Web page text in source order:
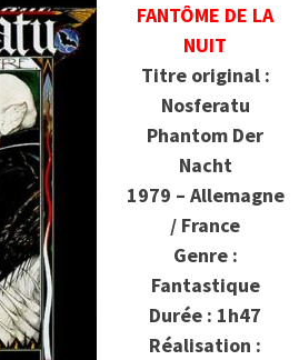
FANTÔME DE LA
NUIT
Titre original :
Nosferatu
Phantom Der
Nacht
1979 – Allemagne
/ France
Genre :
Fantastique
Durée : 1h47
Réalisation :